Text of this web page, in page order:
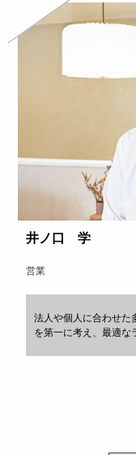
井ノ口 学
営業
法人や個人に合わせた
を第一に考え、最適な